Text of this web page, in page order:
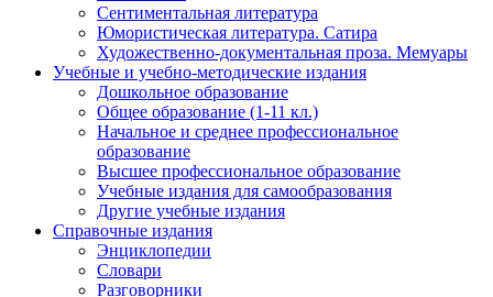
Сентиментальная литература
Юмористическая литература. Сатира
Художественно-документальная проза. Мемуары
Учебные и учебно-методические издания
Дошкольное образование
Общее образование (1-11 кл.)
Начальное и среднее профессиональное
образование
Высшее профессиональное образование
Учебные издания для самообразования
Другие учебные издания
Справочные издания
Энциклопедии
Словари
Разговорники